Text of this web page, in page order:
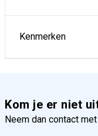
Kenmerken
Kom je er niet
Neem dan contact